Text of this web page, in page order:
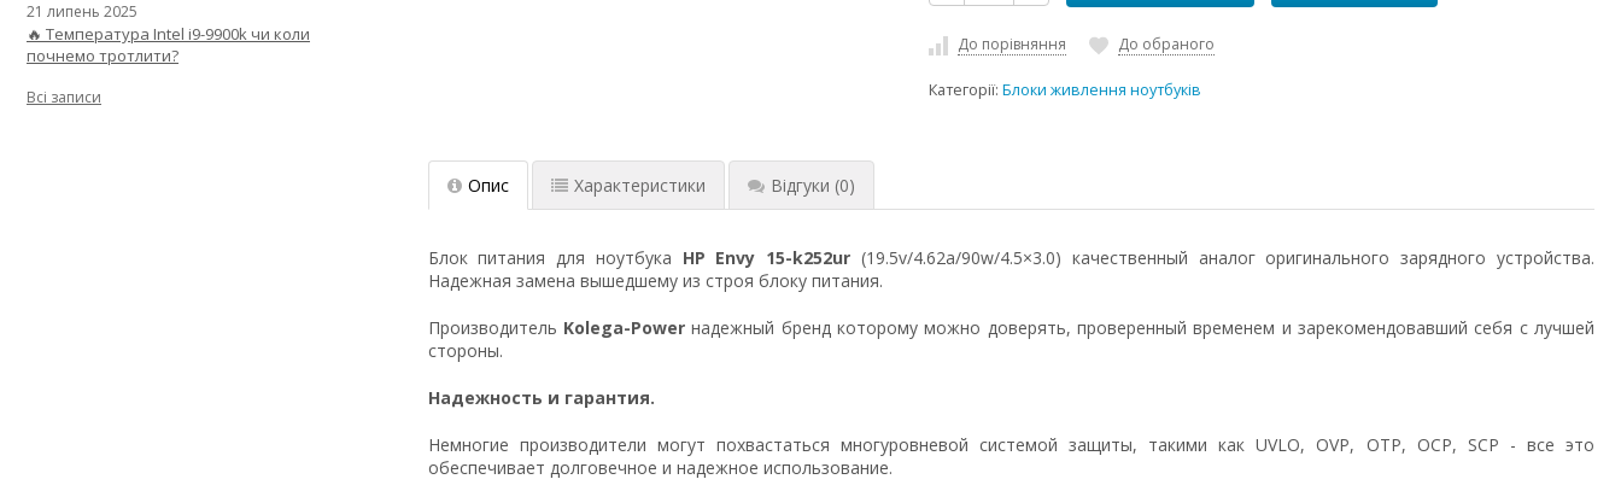
До порівняння До обраного
Категорії:Блоки живлення ноутбуків
Опис Характеристики Відгуки (0)
Блок питания для ноутбука HP Envy 15-k252ur (19.5v/4.62a/90w/4.5×3.0) качественный аналог оригинального зарядного устройства.
Надежная замена вышедшему из строя блоку питания.
Производитель Kolega-Powerнадежный бренд которому можно доверять, проверенный временем и зарекомендовавший себя с лучшей
стороны.
Надежность и гарантия.
Немногие производители могут похвастаться многуровневой системой защиты, такими как UVLO, OVP, OTP, OCP, SCP - все это
обеспечивает долговечное и надежное использование.
21 липень 2025
🔥 Температура Intel i9-9900k чи коли
почнемо тротлити?
Всі записи